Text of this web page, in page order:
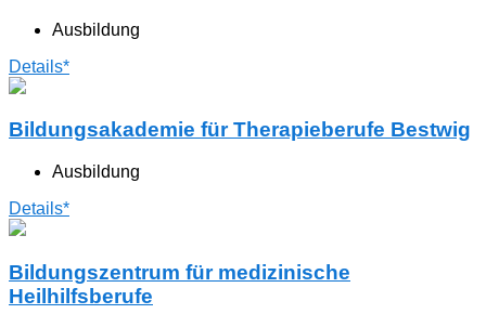
Ausbildung
Details*
Bildungsakademie für Therapieberufe Bestwig
Ausbildung
Details*
Bildungszentrum für medizinische
Heilhilfsberufe